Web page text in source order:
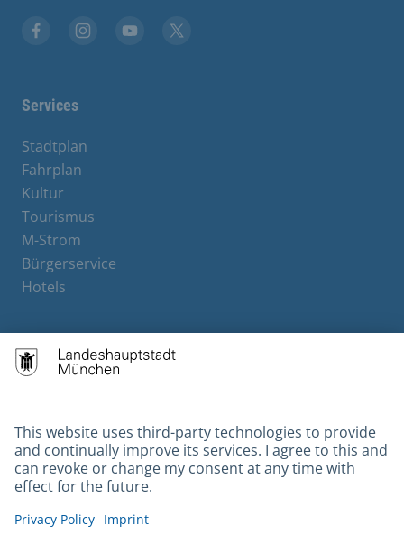
Services
Stadtplan
Fahrplan
Kultur
Tourismus
M-Strom
Bürgerservice
Hotels
Contact
Gebärdensprache
Datenschutz
Kontakt